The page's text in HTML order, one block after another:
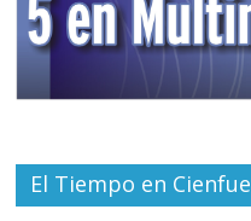
El Tiempo en